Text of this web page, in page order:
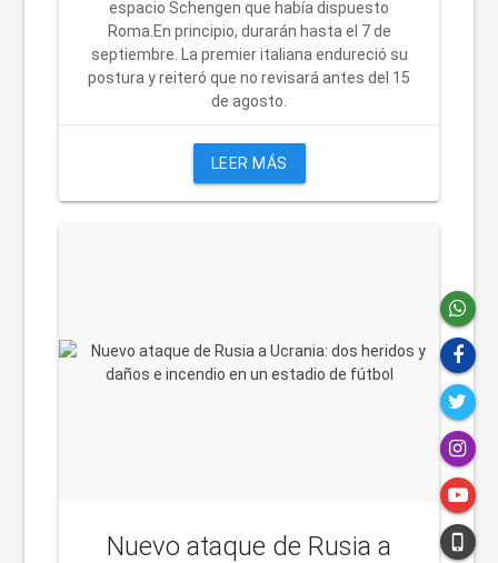
espacio Schengen que había dispuesto
Roma.En principio, durarán hasta el 7 de
septiembre. La premier italiana endureció su
postura y reiteró que no revisará antes del 15
de agosto.
LEER MÁS
Nuevo ataque de Rusia a
phone_iphone